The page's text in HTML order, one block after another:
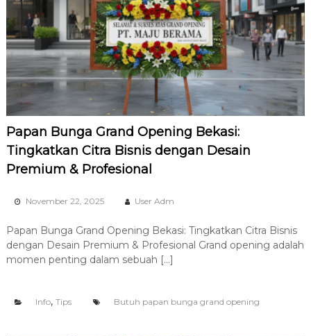
e
r
t
a
T
e
r
e
n
g
k
a
p
Papan Bunga Grand Opening Bekasi:
Tingkatkan Citra Bisnis dengan Desain
Premium & Profesional
November 22, 2025 User Adm
Papan Bunga Grand Opening Bekasi: Tingkatkan Citra Bisnis
dengan Desain Premium & Profesional Grand opening adalah
momen penting dalam sebuah […]
Info, Tips Butuh papan bunga grand opening